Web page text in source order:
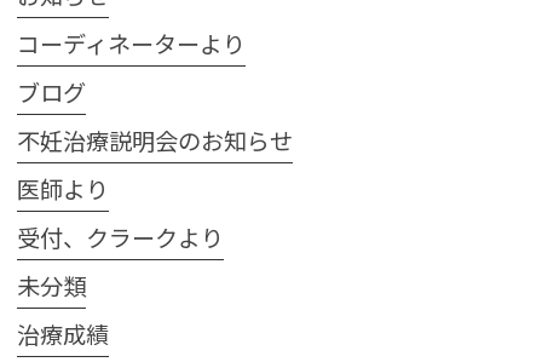
コーディネーターより
ブログ
不妊治療説明会のお知らせ
医師より
受付、クラークより
未分類
治療成績